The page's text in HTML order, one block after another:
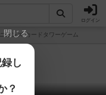
ログイン
オンズ カードタワーゲーム
閉じる
し
？